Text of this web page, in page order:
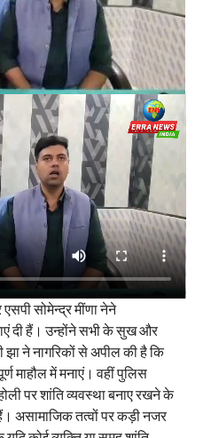
सोमेन्द्र मींणा नेने
दी हैं। उन्होंने सभी के सुख और
झा ने नागरिकों से अपील की है कि
माहौल में मनाएं। वहीं पुलिस
पर शांति व्यवस्था बनाए रखने के
असामाजिक तत्वों पर कड़ी नजर